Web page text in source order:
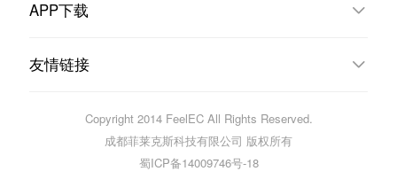
APP下载
友情链接
Copyright 2014 FeelEC All Rights Reserved.
成都菲莱克斯科技有限公司 版权所有
蜀ICP备14009746号-18